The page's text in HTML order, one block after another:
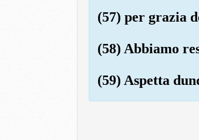
(57) per grazia
(58) Abbiamo
(59) Aspetta